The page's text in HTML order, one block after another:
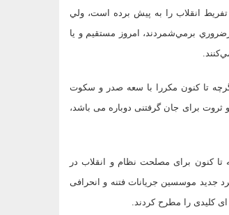
انقلاب را به پيش برده است، ولي
برمي‌شمردند، امروز مستقيم و يا
تا کنون مکررا با سعه صدر و سکوت
برای جان گرفتنی دوباره می باشد،
تا کنون برای مصلحت نظام و انقلاب در
جدید موسسین جریانات فتنه و انحرافی
ای کلیدی را مطرح کردند.